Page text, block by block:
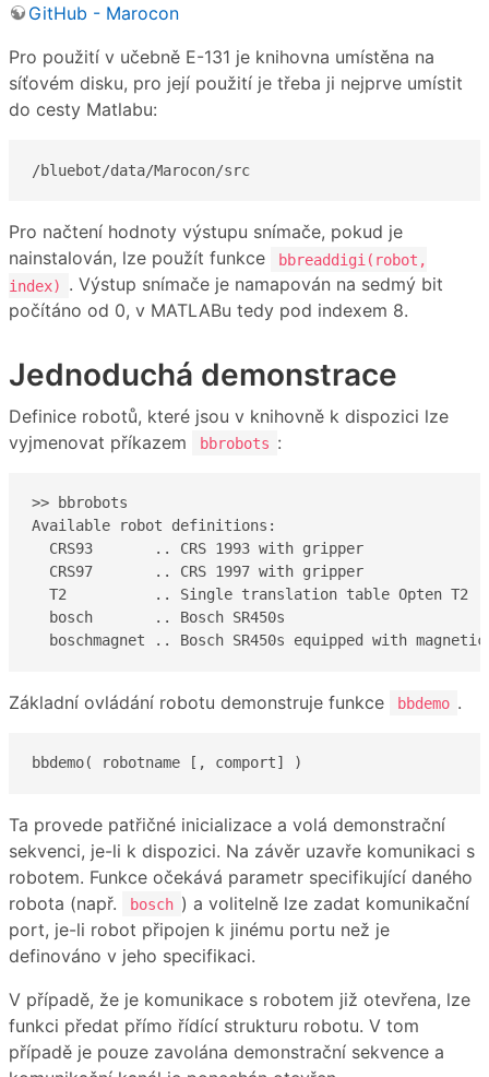
GitHub - Marocon
Pro použití v učebně E-131 je knihovna umístěna na
síťovém disku, pro její použití je třeba ji nejprve umístit
do cesty Matlabu:
/bluebot/data/Marocon/src
Pro načtení hodnoty výstupu snímače, pokud je
nainstalován, lze použít funkce
bbreaddigi(robot,
index)
. Výstup snímače je namapován na sedmý bit
počítáno od 0, v MATLABu tedy pod indexem 8.
Jednoduchá demonstrace
Definice robotů, které jsou v knihovně k dispozici lze
vyjmenovat příkazem
bbrobots :
>> bbrobots
Available robot definitions:
  CRS93       .. CRS 1993 with gripper
  CRS97       .. CRS 1997 with gripper
  T2          .. Single translation table Opten T2
  bosch       .. Bosch SR450s
boschmagnet .. Bosch SR450s equipped with
Základní ovládání robotu demonstruje funkce bbdemo .
bbdemo( robotname [, comport] )
Ta provede patřičné inicializace a volá demonstrační
sekvenci, je-li k dispozici. Na závěr uzavře komunikaci s
robotem. Funkce očekává parametr specifikující daného
robota (např.
bosch ) a volitelně lze zadat komunikační
port, je-li robot připojen k jinému portu než je
definováno v jeho specifikaci.
V případě, že je komunikace s robotem již otevřena, lze
funkci předat přímo řídící strukturu robotu. V tom
případě je pouze zavolána demonstrační sekvence a